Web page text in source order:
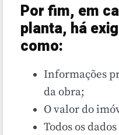
Por fim, em
planta, há
como:
Informações
da obra;
O valor do
Todos os